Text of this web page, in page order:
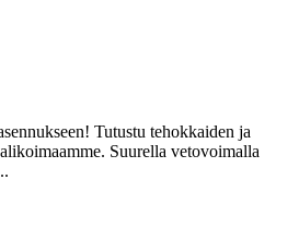
Tutustu tehokkaiden ja
Suurella vetovoimalla